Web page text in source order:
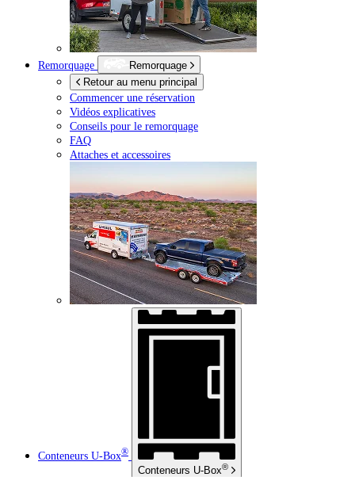
Remorquage
Remorquage
Retour au menu principal
Commencer une réservation
Vidéos explicatives
Conseils pour le remorquage
FAQ
Attaches et accessoires
Conteneurs U-Box®
Conteneurs U-Box®